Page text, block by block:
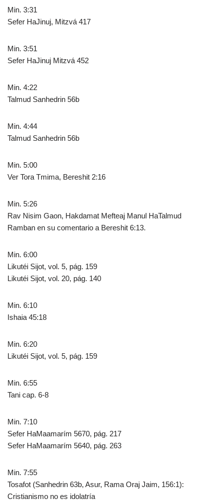
Min. 3:31
Sefer HaJinuj, Mitzvá 417
Min. 3:51
Sefer HaJinuj Mitzvá 452
Min. 4:22
Talmud Sanhedrin 56b
Min. 4:44
Talmud Sanhedrin 56b
Min. 5:00
Ver Tora Tmima, Bereshit 2:16
Min. 5:26
Rav Nisim Gaon, Hakdamat Mefteaj Manul HaTalmud
Ramban en su comentario a Bereshit 6:13.
Min. 6:00
Likutéi Sijot, vol. 5, pág. 159
Likutéi Sijot, vol. 20, pág. 140
Min. 6:10
Ishaia 45:18
Min. 6:20
Likutéi Sijot, vol. 5, pág. 159
Min. 6:55
Tani cap. 6-8
Min. 7:10
Sefer HaMaamarím 5670, pág. 217
Sefer HaMaamarím 5640, pág. 263
Min. 7:55
Tosafot (Sanhedrin 63b, Asur, Rama Oraj Jaim, 156:1):
Cristianismo no es idolatría